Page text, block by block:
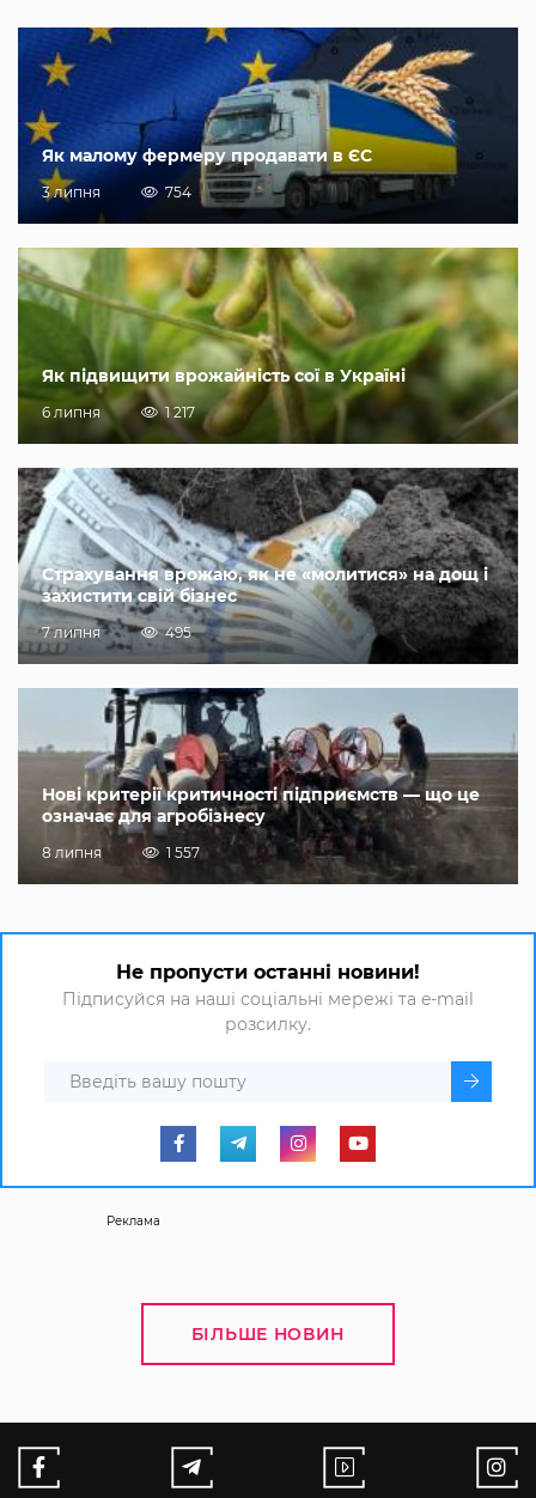
Як малому фермеру продавати в ЄС
3 липня 754
Як підвищити врожайність сої в Україні
6 липня 1 217
Страхування врожаю, як не «молитися» на дощ і
захистити свій бізнес
7 липня 495
Нові критерії критичності підприємств — що це
означає для агробізнесу
8 липня 1 557
Не пропусти останні новини!
Підписуйся на наші соціальні мережі та e-mail
розсилку.
Реклама
БІЛЬШЕ НОВИН